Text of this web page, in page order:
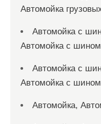
Автомойка
Автомойка с
Автомойка с
Автомойка с
Автомойка с
Автомойка,